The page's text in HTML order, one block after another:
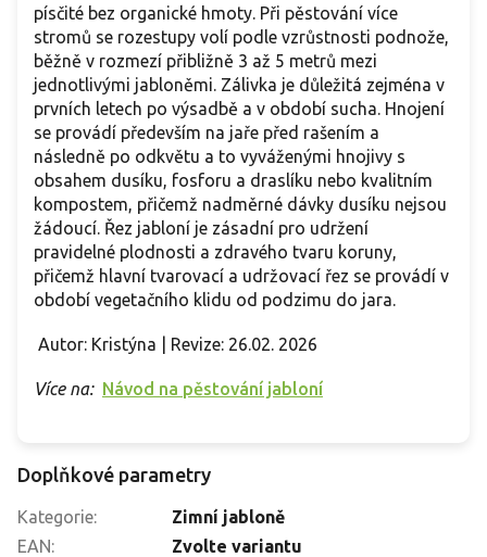
písčité bez organické hmoty. Při pěstování více
stromů se rozestupy volí podle vzrůstnosti podnože,
běžně v rozmezí přibližně 3 až 5 metrů mezi
jednotlivými jabloněmi. Zálivka je důležitá zejména v
prvních letech po výsadbě a v období sucha. Hnojení
se provádí především na jaře před rašením a
následně po odkvětu a to vyváženými hnojivy s
obsahem dusíku, fosforu a draslíku nebo kvalitním
kompostem, přičemž nadměrné dávky dusíku nejsou
žádoucí. Řez jabloní je zásadní pro udržení
pravidelné plodnosti a zdravého tvaru koruny,
přičemž hlavní tvarovací a udržovací řez se provádí v
období vegetačního klidu od podzimu do jara.
Autor: Kristýna | Revize: 26.02. 2026
Více na: Návod na pěstování jabloní
Doplňkové parametry
Kategorie:
Zimní jabloně
EAN:
Zvolte variantu